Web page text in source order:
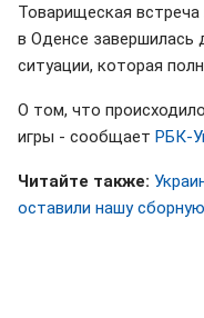
Товарищеская
в Оденсе завершилась
ситуации, которая
О том, что
игры - сообщает РБК-
Читайте также:
оставили нашу